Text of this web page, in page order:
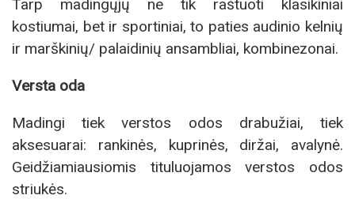
Tarp madingųjų ne tik raštuoti klasikiniai
kostiumai, bet ir sportiniai, to paties audinio kelnių
ir marškinių/ palaidinių ansambliai, kombinezonai.
Versta oda
Madingi tiek verstos odos drabužiai, tiek
aksesuarai: rankinės, kuprinės, diržai, avalynė.
Geidžiamiausiomis tituluojamos verstos odos
striukės.